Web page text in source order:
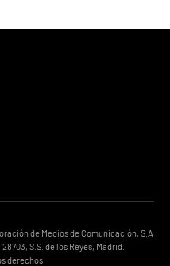
de Medios de Comunicación, S.A
S.S. de los Reyes, Madrid.
derechos